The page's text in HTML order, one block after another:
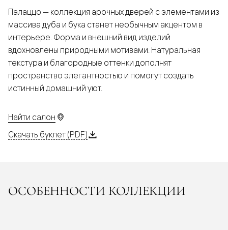
Палаццо — коллекция арочных дверей с элементами из
массива дуба и бука станет необычным акцентом в
интерьере. Форма и внешний вид изделий
вдохновлены природными мотивами. Натуральная
текстура и благородные оттенки дополнят
пространство элегантностью и помогут создать
истинный домашний уют.
Найти салон
Скачать буклет (PDF)
ОСОБЕННОСТИ КОЛЛЕКЦИИ